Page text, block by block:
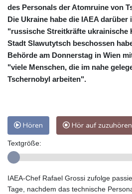
des Personals der Atomruine von
Die Ukraine habe die IAEA
"russische Streitkräfte ukrainische
Stadt Slawutytsch beschossen
Behörde am Donnerstag in Wien
"viele Menschen, die im nahe
Tschernobyl arbeiten".
Hören Hör auf zuzuhören
Textgröße:
IAEA-Chef Rafael Grossi zufolge
Tage, nachdem das technische